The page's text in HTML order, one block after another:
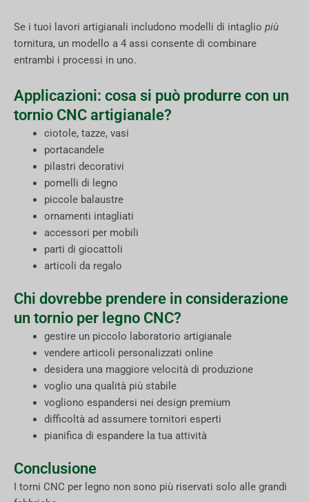
Se i tuoi lavori artigianali includono modelli di intaglio più
tornitura, un modello a 4 assi consente di combinare
entrambi i processi in uno.
Applicazioni: cosa si può produrre con un
tornio CNC artigianale?
ciotole, tazze, vasi
portacandele
pilastri decorativi
pomelli di legno
piccole balaustre
ornamenti intagliati
accessori per mobili
parti di giocattoli
articoli da regalo
Chi dovrebbe prendere in considerazione
un tornio per legno CNC?
gestire un piccolo laboratorio artigianale
vendere articoli personalizzati online
desidera una maggiore velocità di produzione
voglio una qualità più stabile
vogliono espandersi nei design premium
difficoltà ad assumere tornitori esperti
pianifica di espandere la tua attività
Conclusione
I torni CNC per legno non sono più riservati solo alle grandi